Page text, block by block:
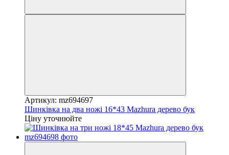
Артикул: mz694697
Шинківка на два ножі 16*43 Mazhura дерево бук
Ціну уточнюйте